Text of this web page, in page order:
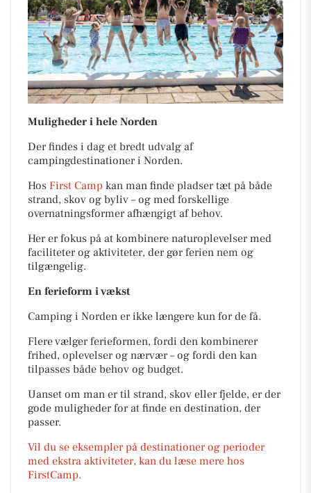
Muligheder i hele Norden
Der findes i dag et bredt udvalg af
campingdestinationer i Norden.
Hos First Camp kan man finde pladser tæt på både
strand, skov og byliv – og med forskellige
overnatningsformer afhængigt af behov.
Her er fokus på at kombinere naturoplevelser med
faciliteter og aktiviteter, der gør ferien nem og
tilgængelig.
En ferieform i vækst
Camping i Norden er ikke længere kun for de få.
Flere vælger ferieformen, fordi den kombinerer
frihed, oplevelser og nærvær – og fordi den kan
tilpasses både behov og budget.
Uanset om man er til strand, skov eller fjelde, er der
gode muligheder for at finde en destination, der
passer.
Vil du se eksempler på destinationer og perioder
med ekstra aktiviteter, kan du læse mere hos
FirstCamp.